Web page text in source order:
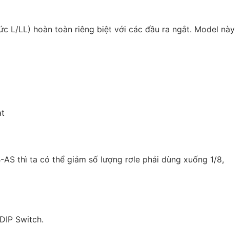
L/LL) hoàn toàn riêng biệt với các đầu ra ngắt. Model này
thì ta có thể giảm số lượng rơle phải dùng xuống 1/8,
Switch.